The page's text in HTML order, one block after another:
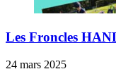
Les Froncles
24 mars 2025